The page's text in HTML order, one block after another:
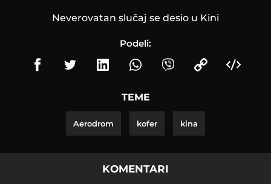
Neverovatan slučaj se desio u Kini
Podeli:
TEME
Aerodrom kofer kina
KOMENTARI